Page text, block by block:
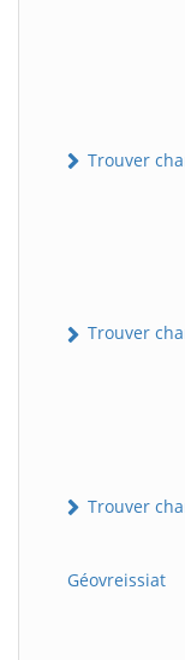
Trouver
Trouver
Trouver
Géovreissiat